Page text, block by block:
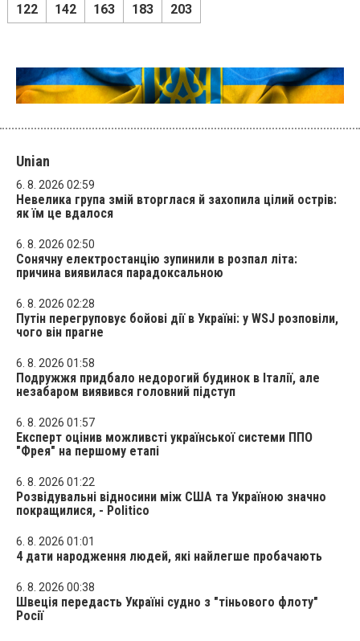
122
142 163 183 203
Unian
6. 8. 2026 02:59
Невелика група змій вторглася й захопила цілий острів:
як їм це вдалося
6. 8. 2026 02:50
Сонячну електростанцію зупинили в розпал літа:
причина виявилася парадоксальною
6. 8. 2026 02:28
Путін перегруповує бойові дії в Україні: у WSJ розповіли,
чого він прагне
6. 8. 2026 01:58
Подружжя придбало недорогий будинок в Італії, але
незабаром виявився головний підступ
6. 8. 2026 01:57
Експерт оцінив можливсті української системи ППО
"Фрея" на першому етапі
6. 8. 2026 01:22
Розвідувальні відносини між США та Україною значно
покращилися, - Politico
6. 8. 2026 01:01
4 дати народження людей, які найлегше пробачають
6. 8. 2026 00:38
Швеція передасть Україні судно з "тіньового флоту"
Росії